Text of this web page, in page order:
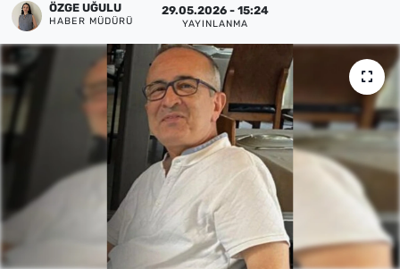
ÖZGE UĞULU
HABER MÜDÜRÜ
29.05.2026 - 15:24
YAYINLANMA
Künye
İletişim